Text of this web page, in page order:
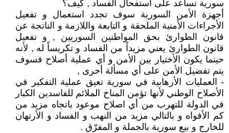
سورية تساعد على استفحال الفساد , كيف؟
أجهزة الأمن السورية سوف تجدد استعمال و تفعيل
الأجراءات الأمنية الملحقة و التابعة واللازمة و الناتجة عن
قانون الطوارئ بحق المواطنين السوريين , و تفعيل
قانون الطوارئ يعني مزيداً من الفساد و تكريساً له , لأنه
حينما يكون الأختيار بين الأمن و أي عملية أصلاح فسوف
يتم تفضيل الأمن على أي مسألة أخرى ,
- العمليات الأرهابية في سورية تعيق عملية التفكير في
الأصلاح الوطني لأنها تؤمن المناخ الملائم للفاسدين الكبار
في الدولة للتهرب من أي اصلاح موعود باتجاه مزيد من
كم الأفواه و بالتالي مزيد من النهب و الفساد و الأرتهان
للخارج و بيع سورية بالجملة و المفرّق .